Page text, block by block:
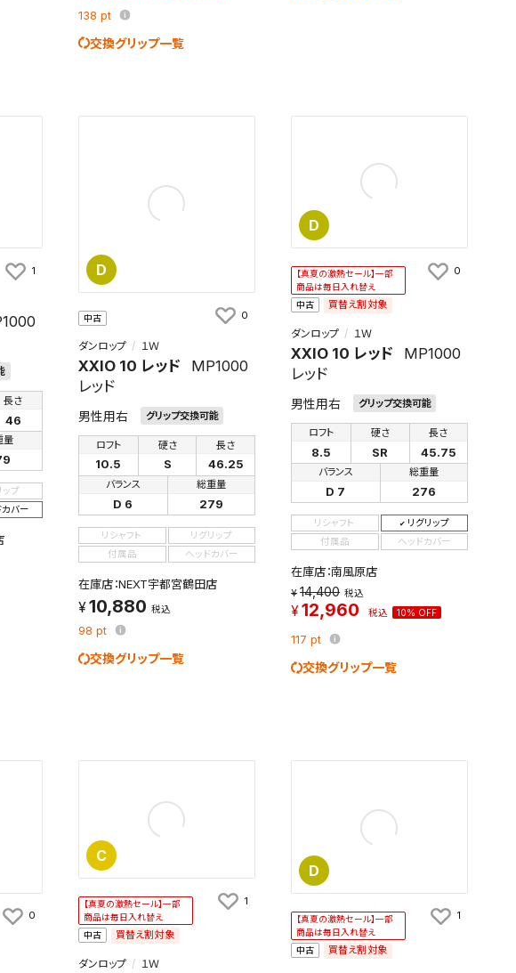
138 pt
交換グリップ一覧
長さ
46
量
ップ
カバー
1 D
中古
ダンロップ １Ｗ
XXIO 10 レッド
MP1000
レッド
男性用右 グリップ交換可能
ロフト
10.5
硬さ
S
長さ
46.25
バランス
D 6
総重量
279
リシャフト
リグリップ
付属品
ヘッドカバー
在庫店：NEXT宇都宮鶴田店
10,880 税込
98 pt
交換グリップ一覧
0
D
【真夏の激熱セール】一部
商品は毎日入れ替え
中古
買替え割対象
ダンロップ １Ｗ
XXIO 10 レッド
MP1000
レッド
男性用右 グリップ交換可能
ロフト
8.5
硬さ
SR
長さ
45.75
バランス
D 7
総重量
276
リシャフト
リグリップ
付属品
ヘッドカバー
在庫店：南風原店
14,400 税込
12,960 税込 10% OFF
117pt
交換グリップ一覧
0
0
C
【真夏の激熱セール】一部
商品は毎日入れ替え
中古
買替え割対象
ダンロップ １Ｗ
1
D
【真夏の激熱セール】一部
商品は毎日入れ替え
中古
買替え割対象
1